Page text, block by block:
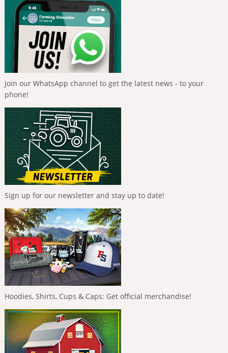
Join our WhatsApp channel to get the latest news - to your
phone!
Sign up for our newsletter and stay up to date!
Hoodies, Shirts, Cups & Caps: Get official merchandise!